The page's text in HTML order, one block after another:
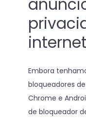
internet
Embora
bloqueadores
Chrome e
de bloqueador